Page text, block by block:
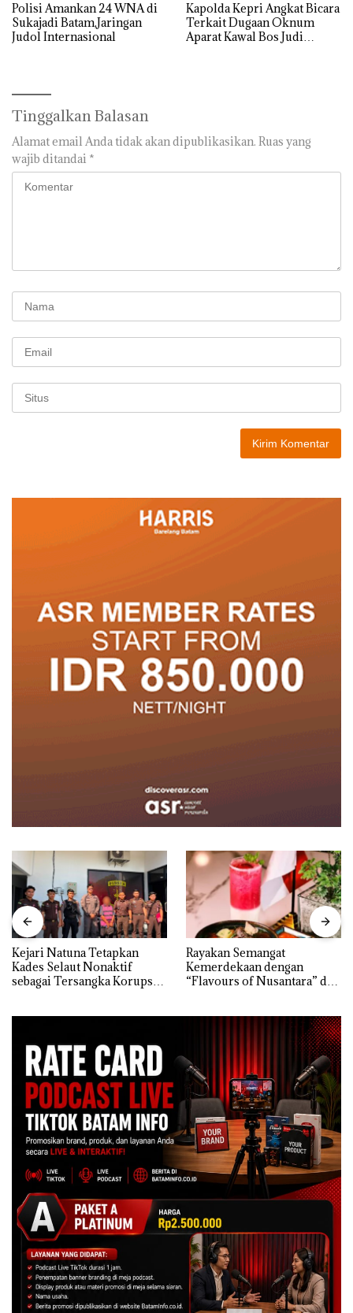
Polisi Amankan 24 WNA di
Sukajadi Batam,Jaringan
Judol Internasional
‎Kapolda Kepri Angkat Bicara
Terkait Dugaan Oknum
Aparat Kawal Bos Judi
Tinggalkan Balasan
Alamat email Anda tidak akan dipublikasikan. Ruas yang
wajib ditandai *
Kejari Natuna Tetapkan
Kades Selaut Nonaktif
sebagai Tersangka Korupsi
Rayakan Semangat
Kemerdekaan dengan
“Flavours of Nusantara” di